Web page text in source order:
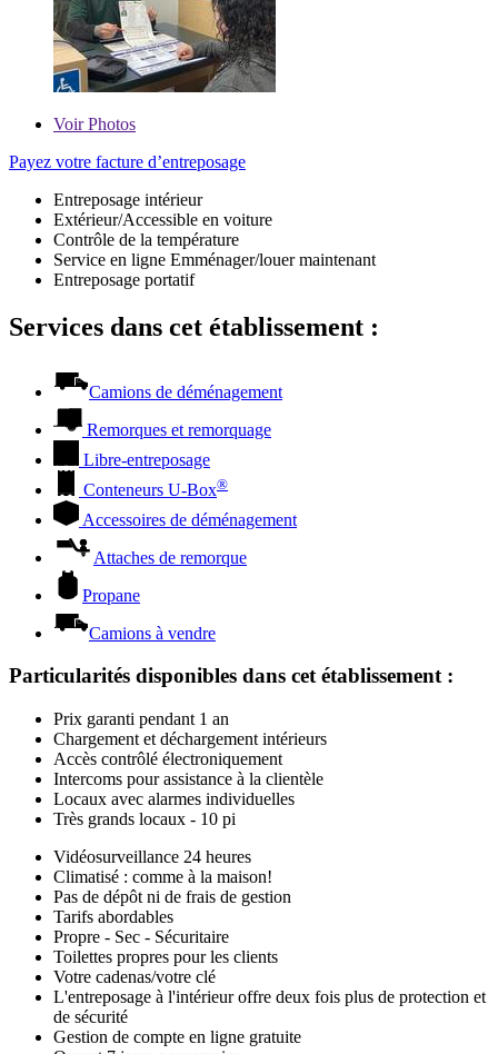
VoirPhotos
Payez votre facture d’entreposage
Entreposage intérieur
Extérieur/Accessible en voiture
Contrôle de la température
Service en ligne Emménager/louer maintenant
Entreposage portatif
Services dans cet établissement :
Camions de déménagement
Remorques et remorquage
Libre-entreposage
Conteneurs U-Box®
Accessoires de déménagement
Attaches de remorque
Propane
Camions à vendre
Particularités disponibles dans cet établissement :
Prix garanti pendant 1 an
Chargement et déchargement intérieurs
Accès contrôlé électroniquement
Intercoms pour assistance à la clientèle
Locaux avec alarmes individuelles
Très grands locaux - 10 pi
Vidéosurveillance 24 heures
Climatisé : comme à la maison!
Pas de dépôt ni de frais de gestion
Tarifs abordables
Propre - Sec - Sécuritaire
Toilettes propres pour les clients
Votre cadenas/votre clé
L'entreposage à l'intérieur offre deux fois plus de protection et
de sécurité
Gestion de compte en ligne gratuite